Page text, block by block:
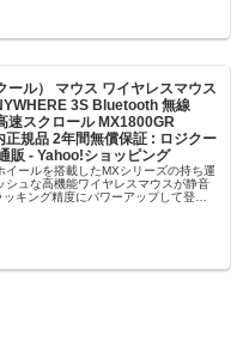
ール） マウス ワイヤレスマウス
3S Bluetooth 無線
速スクロール MX1800GR
正規品 2年間無償保証 : ロジクー
販 - Yahoo!ショッピング
イールを搭載したMXシリーズの持ち運
シュな高機能ワイヤレスマウスが静音
キング精度にパワーアップして登場!